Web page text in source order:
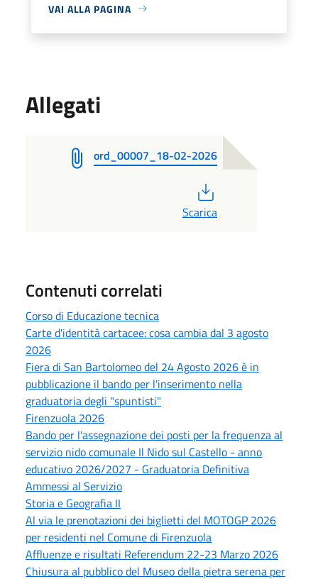
VAI ALLA PAGINA
Allegati
ord_00007_18-02-2026
Scarica
Contenuti correlati
Corso di Educazione tecnica
Carte d'identità cartacee: cosa cambia dal 3 agosto
2026
Fiera di San Bartolomeo del 24 Agosto 2026 è in
pubblicazione il bando per l'inserimento nella
graduatoria degli "spuntisti"
Firenzuola 2026
Bando per l'assegnazione dei posti per la frequenza al
servizio nido comunale Il Nido sul Castello - anno
educativo 2026/2027 - Graduatoria Definitiva
Ammessi al Servizio
Storia e Geografia II
Al via le prenotazioni dei biglietti del MOTOGP 2026
per residenti nel Comune di Firenzuola
Affluenze e risultati Referendum 22-23 Marzo 2026
Chiusura al pubblico del Museo della pietra serena per